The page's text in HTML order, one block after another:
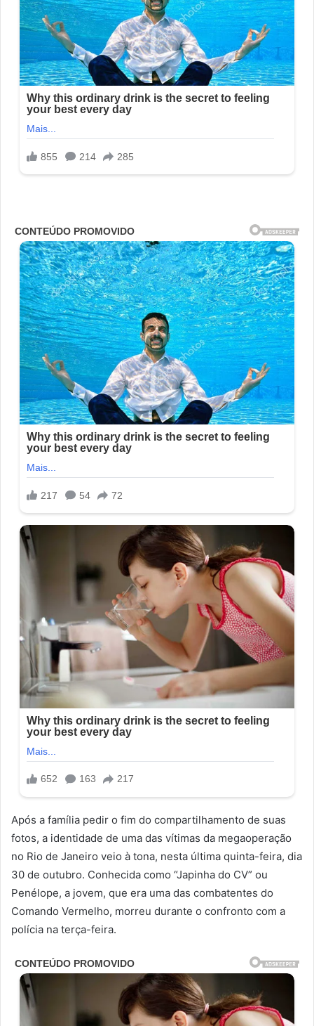
Após a família pedir o fim do compartilhamento de suas
fotos, a identidade de uma das vítimas da megaoperação
no Rio de Janeiro veio à tona, nesta última quinta-feira, dia
30 de outubro. Conhecida como “Japinha do CV” ou
Penélope, a jovem, que era uma das combatentes do
Comando Vermelho, morreu durante o confronto com a
polícia na terça-feira.